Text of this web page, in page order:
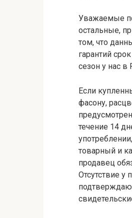
Уважаемые
остальные,
том, что
гарантий
сезон у нас в
Если
фасону,
течение 14
товарный и
продавец
Отсутствие у